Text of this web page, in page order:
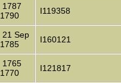
1787
1790
I119358
21 Sep
1785
I160121
1765
1770
I121817